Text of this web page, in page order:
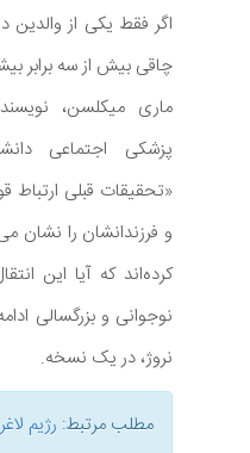
اگر فقط یکی از
چاقی بیش از سه برابر
ماری میکلسن،
«تحقیقات قبلی
و فرزندانشان را نشان
کرده‌اند که آیا این
نوجوانی و بزرگسالی
نروژ، در یک نسخه.
مطلب مرتبط: رژیم